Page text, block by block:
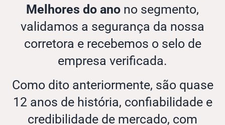
Melhores do ano no segmento,
validamos a segurança da nossa
corretora e recebemos o selo de
empresa verificada.
Como dito anteriormente, são quase
12 anos de história, confiabilidade e
credibilidade de mercado, com